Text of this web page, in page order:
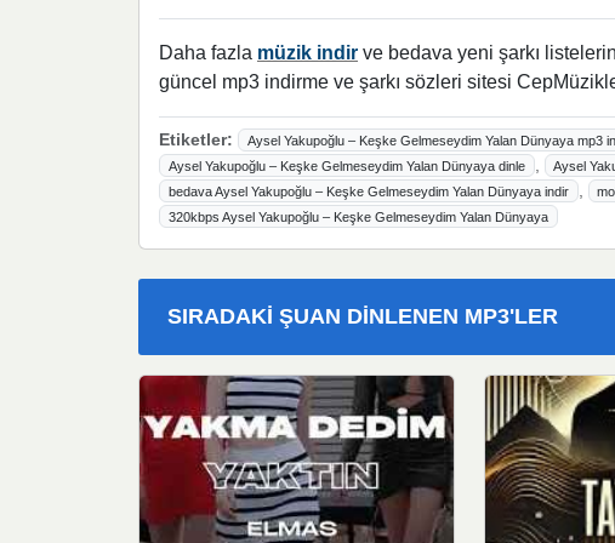
Daha fazla müzik indir ve bedava yeni şarkı
güncel mp3 indirme ve şarkı sözleri sitesi
Etiketler: Aysel Yakupoğlu – Keşke Gelmeseydim Yalan Dünyaya mp3
Aysel Yakupoğlu – Keşke Gelmeseydim Yalan Dünyaya dinle Aysel
bedava Aysel Yakupoğlu – Keşke Gelmeseydim Yalan Dünyaya indir
320kbps Aysel Yakupoğlu – Keşke Gelmeseydim Yalan Dünyaya
SIRADAKI ŞUAN DINLENEN MP3'LER